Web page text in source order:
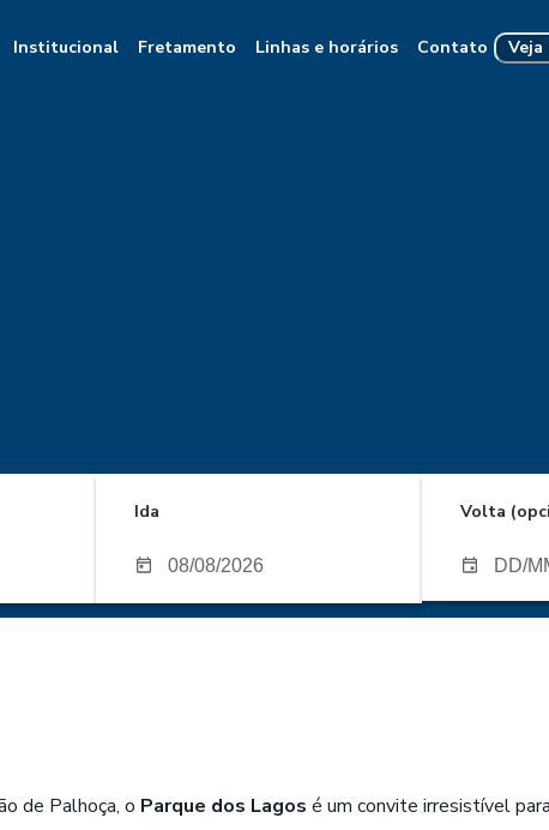
Institucional Fretamento Linhas e horários Contato Veja
Ida Volta
de Palhoça, o Parque dos Lagos é um convite irresistível para